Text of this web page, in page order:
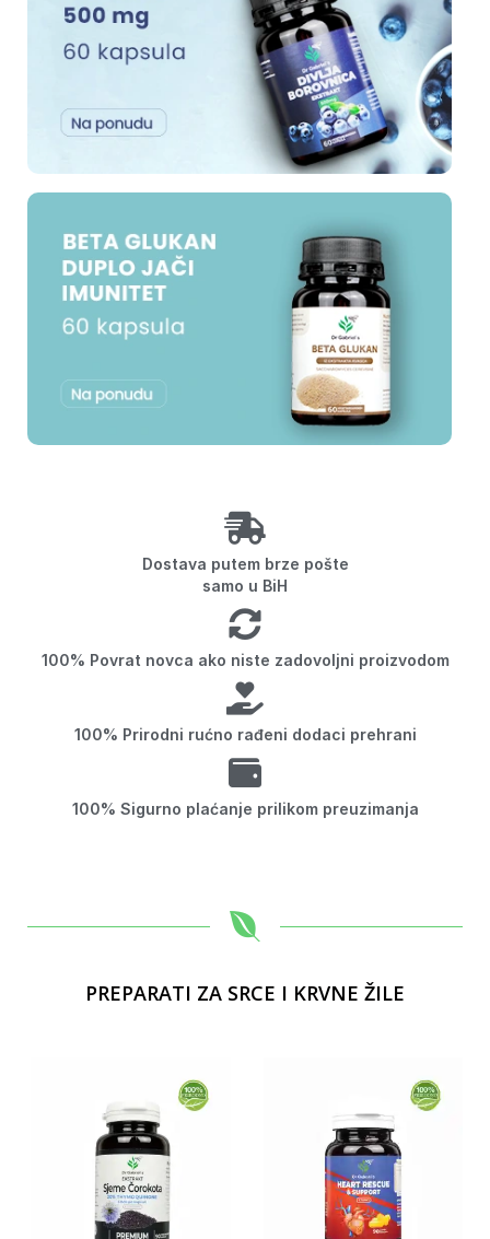
Dostava putem brze pošte
samo u BiH
100% Povrat novca ako niste zadovoljni proizvodom
100% Prirodni rućno rađeni dodaci prehrani
100% Sigurno plaćanje prilikom preuzimanja
PREPARATI ZA SRCE I KRVNE ŽILE